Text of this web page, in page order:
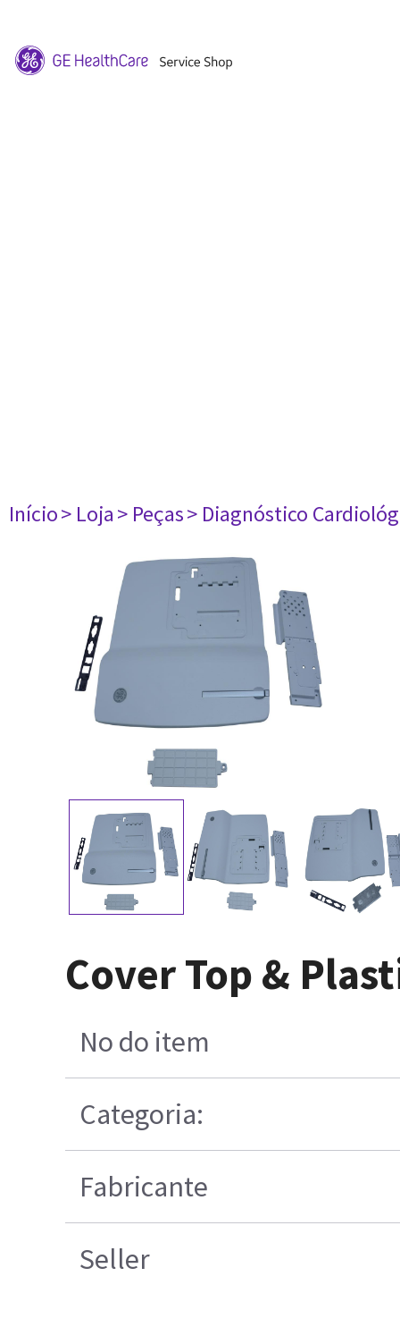
Início> Loja> Peças> Diagnóstico
Cover Top &
No do item
Categoria:
Fabricante
Seller